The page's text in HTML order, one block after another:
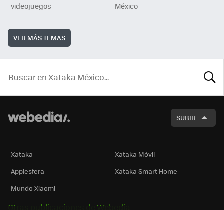
videojuegos
México
VER MÁS TEMAS
SUBIR
Xataka
Xataka Móvil
Applesfera
Xataka Smart Home
Mundo Xiaomi
Otras publicaciones de Webedia